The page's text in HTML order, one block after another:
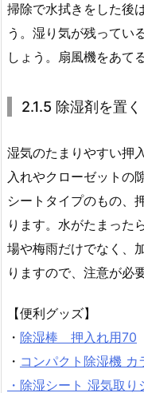
掃除で水拭きをした後
う。湿り気が残ってい
しょう。扇風機をあて
2.1.5 除湿剤を置く
湿気のたまりやすい押
入れやクローゼットの
シートタイプのもの、
ります。水がたまった
場や梅雨だけでなく、
りますので、注意が必
【便利グッズ】
・ 除湿棒 押入れ用70
・ コンパクト除湿機 カ
・除湿シート 湿気取